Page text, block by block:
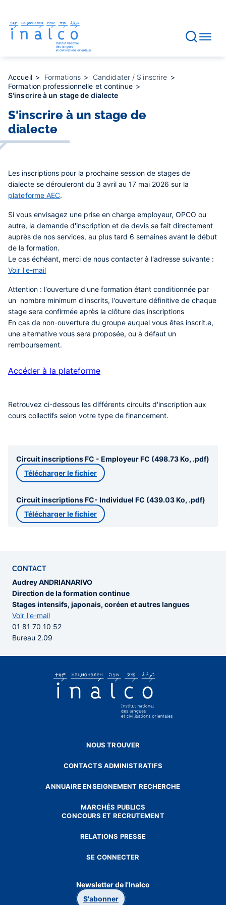
contenu
principal
Accueil Formations
Candidater / S'inscrire
Formation professionnelle et continue
S'inscrire à un stage de dialecte
S'inscrire à un stage de
dialecte
Les inscriptions pour la prochaine session de stages de
dialecte se dérouleront du 3 avril au 17 mai 2026 sur la
plateforme AEC.
Si vous envisagez une prise en charge employeur, OPCO ou
autre, la demande d'inscription et de devis se fait directement
auprès de nos services, au plus tard 6 semaines avant le début
de la formation.
Le cas échéant, merci de nous contacter à l'adresse suivante :
Voir l'e-mail
Attention : l'ouverture d'une formation étant conditionnée par
un nombre minimum d'inscrits, l'ouverture définitive de chaque
stage sera confirmée après la clôture des inscriptions
En cas de non-ouverture du groupe auquel vous êtes inscrit.e,
une alternative vous sera proposée, ou à défaut un
remboursement.
Accéder à la plateforme
Retrouvez ci-dessous les différents circuits d'inscription aux
cours collectifs selon votre type de financement.
Circuit inscriptions FC - Employeur FC (498.73 Ko, .pdf)
Télécharger le fichier
Circuit inscriptions FC- Individuel FC (439.03 Ko, .pdf)
Télécharger le fichier
CONTACT
Audrey ANDRIANARIVO
Direction de la formation continue
Stages intensifs, japonais, coréen et autres langues
Voir l'e-mail
01 81 70 10 52
Bureau 2.09
NOUS TROUVER
CONTACTS ADMINISTRATIFS
ANNUAIRE ENSEIGNEMENT RECHERCHE
MARCHÉS PUBLICS
CONCOURS ET RECRUTEMENT
RELATIONS PRESSE
SE CONNECTER
Newsletter de l'Inalco
S'abonner